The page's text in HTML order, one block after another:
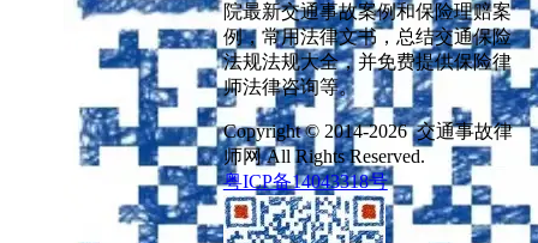
院最新交通事故案例和保险理赔案
例，常用法律文书，总结交通保险
法规法规大全，并免费提供保险律
师法律咨询等。
Copyright © 2014-2026 交通事故律
师网 All Rights Reserved.
粤ICP备14043318号